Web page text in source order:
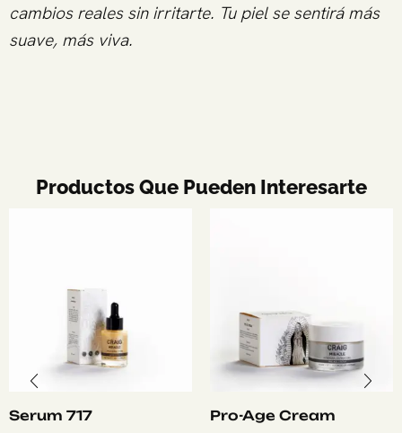
cambios reales sin irritarte. Tu piel se sentirá más
suave, más viva.
Productos Que Pueden Interesarte
Serum 717 Pro-Age Cream